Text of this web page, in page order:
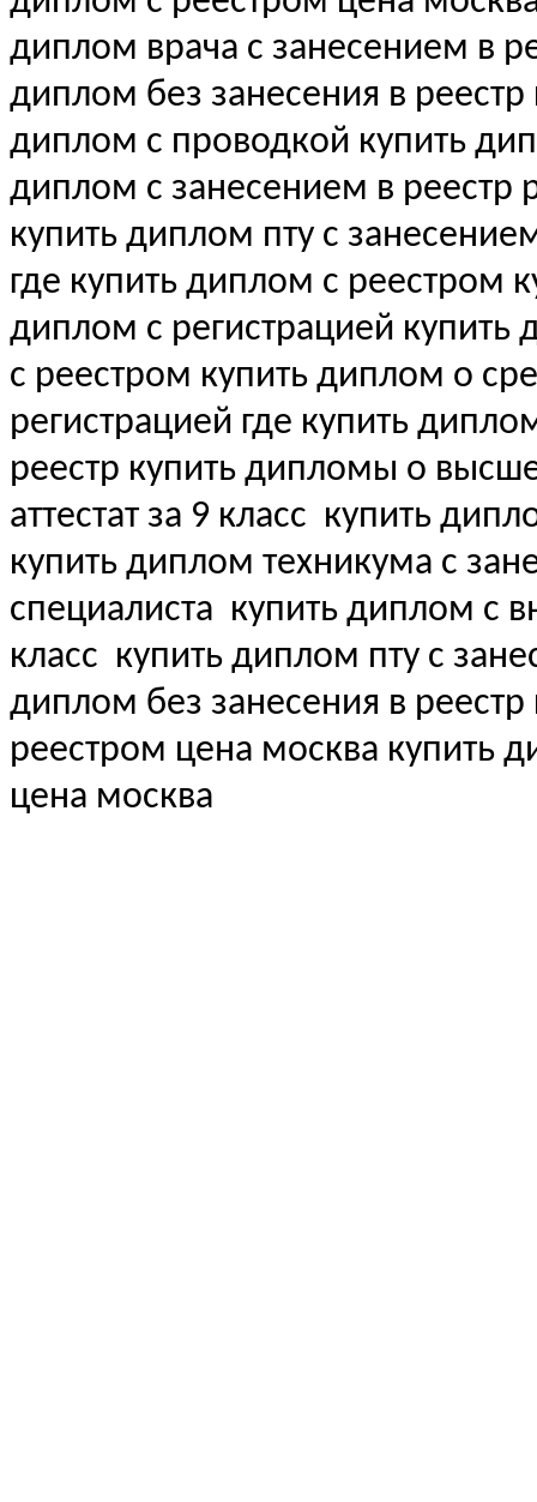
диплом врача с занесением в
диплом без занесения в
диплом с проводкой купить
диплом с занесением в реестр
купить диплом пту с
где купить диплом с реестром
диплом с регистрацией
с реестром купить диплом о
регистрацией где купить
реестр купить дипломы о
аттестат за 9 класс купить
купить диплом техникума с
специалиста купить диплом с
класс купить диплом пту с
диплом без занесения в
реестром цена москва купить
цена москва